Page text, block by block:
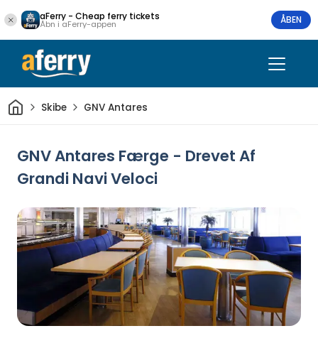
aFerry - Cheap ferry tickets
Åbn i aFerry-appen ÅBEN
HjemSkibe GNV Antares
GNV Antares Færge - Drevet Af
Grandi Navi Veloci